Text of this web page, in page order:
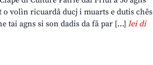
o volìn ricuardâ ducj i muarts e dutis chês
tai agns si son dadis da fâ par […] lei di